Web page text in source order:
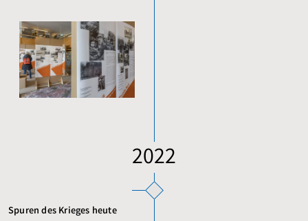
2022
Spuren des Krieges heute